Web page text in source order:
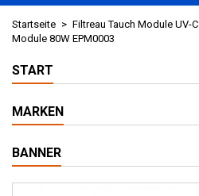
Startseite Filtreau Tauch Module UV-C
Module 80W EPM0003
START
MARKEN
BANNER